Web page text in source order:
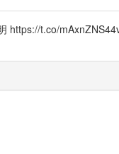
https://t.co/